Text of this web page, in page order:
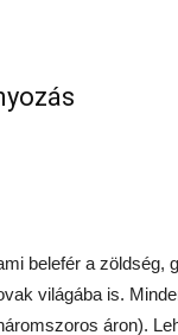
belefér a zöldség,
világába is.
áron).